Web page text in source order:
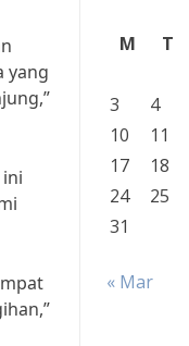
yang
M
T
3
4
10
11
17
18
24
25
31
« Mar